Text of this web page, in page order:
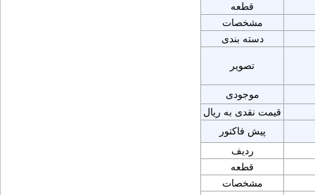
قطعه
مشخصات
دسته بندی
تصویر
موجودی
قیمت نقدی به ریال
پیش فاکتور
ردیف
قطعه
مشخصات